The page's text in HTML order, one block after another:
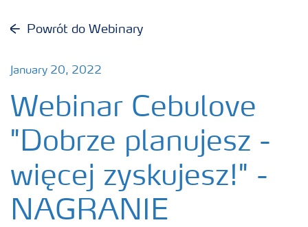
Powrót do Webinary
January 20, 2022
Webinar Cebulove
"Dobrze planujesz -
więcej zyskujesz!" -
NAGRANIE